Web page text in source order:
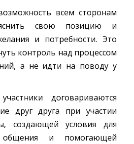
всем сторонам
свою позицию и
и потребности. Это
контроль над процессом
а не идти на поводу у
договариваются
друг друга при участии
создающей условия для
общения и помогающей